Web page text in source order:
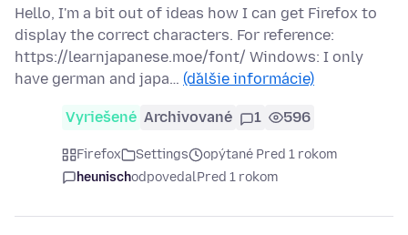
Hello, I'm a bit out of ideas how I can get Firefox to
display the correct characters. For reference:
https://learnjapanese.moe/font/ Windows: I only
have german and japa… (ďalšie informácie)
Vyriešené Archivované 1 596
Firefox Settings
opýtané Pred 1 rokom
heunischodpovedalPred 1 rokom